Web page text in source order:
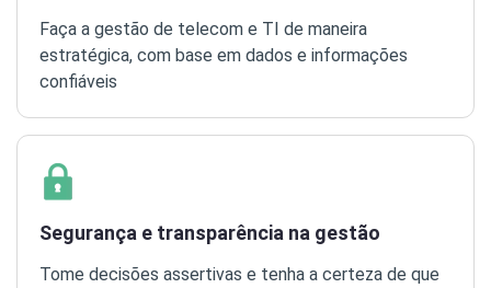
Faça a gestão de telecom e TI de maneira
estratégica, com base em dados e informações
confiáveis
Segurança e transparência na gestão
Tome decisões assertivas e tenha a certeza de que